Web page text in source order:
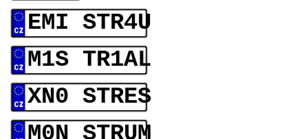
EMI STR4U
M1S TR1AL
XN0 STRES
M0N STRUM